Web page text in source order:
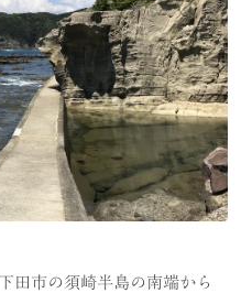
田市の須崎半島の南端から